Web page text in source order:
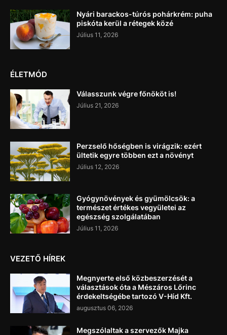
Nyári barackos-túrós pohárkrém: puha
piskóta kerül a rétegek közé
Július 11, 2026
ÉLETMÓD
Válasszunk végre főnököt is!
Július 21, 2026
Perzselő hőségben is virágzik: ezért
ültetik egyre többen ezt a növényt
Július 12, 2026
Gyógynövények és gyümölcsök: a
természet értékes vegyületei az
egészség szolgálatában
Július 11, 2026
VEZETŐ HÍREK
Megnyerte első közbeszerzését a
választások óta a Mészáros Lőrinc
érdekeltségébe tartozó V-Híd Kft.
augusztus 06, 2026
Megszólaltak a szervezők Majka